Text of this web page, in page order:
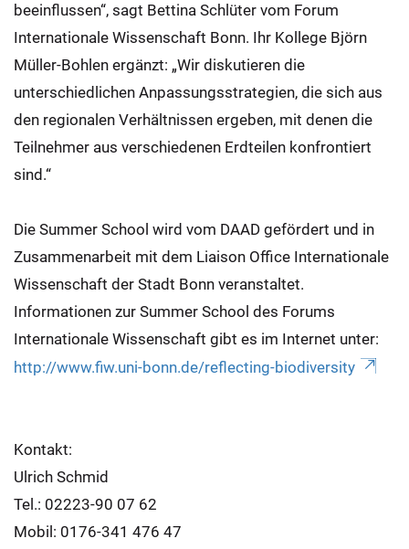
beeinflussen“, sagt Bettina Schlüter vom Forum
Internationale Wissenschaft Bonn. Ihr Kollege Björn
Müller-Bohlen ergänzt: „Wir diskutieren die
unterschiedlichen Anpassungsstrategien, die sich aus
den regionalen Verhältnissen ergeben, mit denen die
Teilnehmer aus verschiedenen Erdteilen konfrontiert
sind.“
Die Summer School wird vom DAAD gefördert und in
Zusammenarbeit mit dem Liaison Office Internationale
Wissenschaft der Stadt Bonn veranstaltet.
Informationen zur Summer School des Forums
Internationale Wissenschaft gibt es im Internet unter:
http://www.fiw.uni-bonn.de/reflecting-biodiversity
Kontakt:
Ulrich Schmid
Tel.: 02223-90 07 62
Mobil: 0176-341 476 47